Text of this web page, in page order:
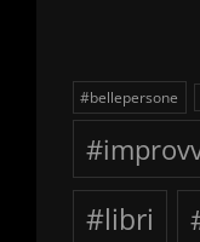
#bellepersone
#libri